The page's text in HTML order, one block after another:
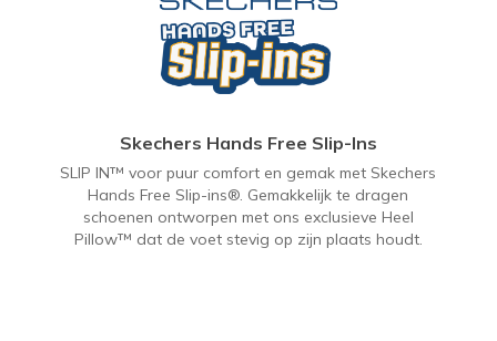
Skechers Hands Free Slip-Ins
SLIP IN™ voor puur comfort en gemak met Skechers
Hands Free Slip-ins®. Gemakkelijk te dragen
schoenen ontworpen met ons exclusieve Heel
Pillow™ dat de voet stevig op zijn plaats houdt.